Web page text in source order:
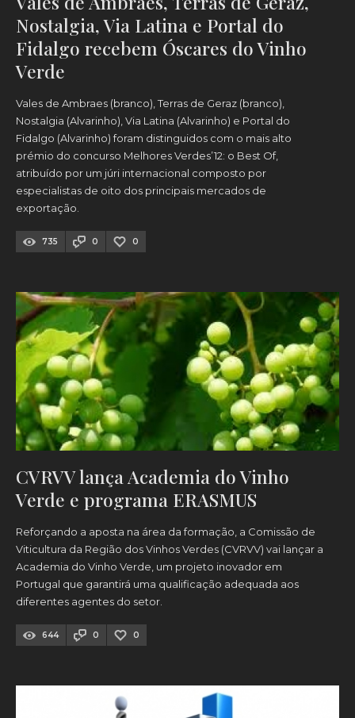
Nostalgia, Via Latina e Portal do
Fidalgo recebem Óscares do Vinho
Verde
Vales de Ambraes (branco), Terras de Geraz (branco),
Nostalgia (Alvarinho), Via Latina (Alvarinho) e Portal do
Fidalgo (Alvarinho) foram distinguidos com o mais alto
prémio do concurso Melhores Verdes’12: o Best Of,
atribuído por um júri internacional composto por
especialistas de oito dos principais mercados de
exportação.
735 0 0
CVRVV lança Academia do Vinho
Verde e programa ERASMUS
Reforçando a aposta na área da formação, a Comissão de
Viticultura da Região dos Vinhos Verdes (CVRVV) vai lançar a
Academia do Vinho Verde, um projeto inovador em
Portugal que garantirá uma qualificação adequada aos
diferentes agentes do setor.
644 0 0